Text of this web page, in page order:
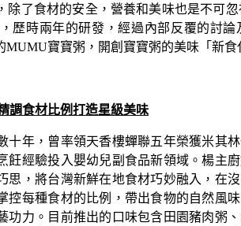
除了食材的安全，營養和美味也是不可
歷時兩年的研發，經過內部反覆的討
MUMU寶寶粥，開創寶寶粥的美味 「新食
調食材比例打造星級美味
十年，曾率領天香樓蟬聯五年榮獲米其
飪經驗投入嬰幼兒副食品新領域。楊主
思，將台灣新鮮在地食材巧妙融入，在
控每種食材的比例，帶出食物的自然風
功力 。 目前推出的口味包含田園豬肉粥